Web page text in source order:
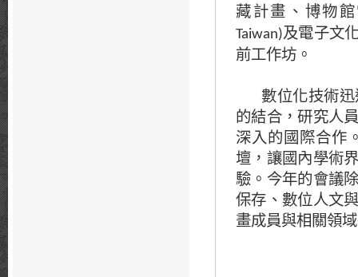
藏計畫、博物
Taiwan)及電子文
前工作坊。
數位化技術
的結合，研究人
深入的國際合作
壇，讓國內學術
驗。今年的會議
保存、數位人文
畫成員與相關領